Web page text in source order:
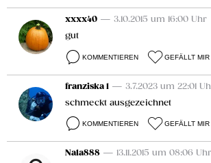
xxxx40 — 3.10.2015 um 16:00 Uhr
gut
KOMMENTIEREN GEFÄLLT MIR
franziska 1 — 3.7.2023 um 22:01
schmeckt ausgezeichnet
KOMMENTIEREN GEFÄLLT MIR
Nala888 — 13.11.2015 um 08:06 Uhr